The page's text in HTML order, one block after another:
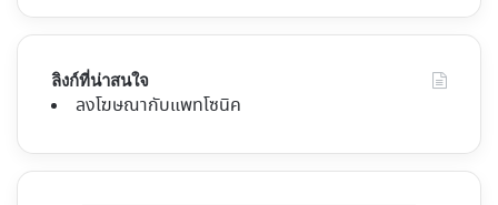
ลิงก์ที่น่าสนใจ
ลงโฆษณากับแพทโซนิค